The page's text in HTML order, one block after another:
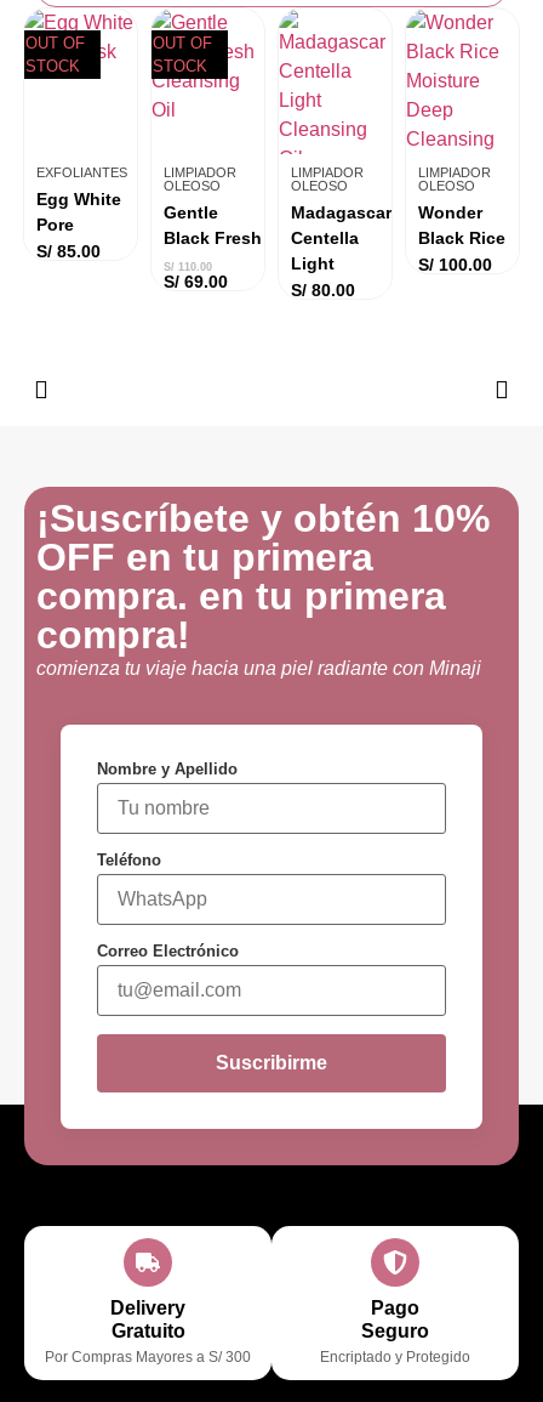
OUT OF
STOCK
EXFOLIANTES
Egg White
Pore
S/ 85.00
OUT OF
STOCK
LIMPIADOR
OLEOSO
Gentle
Black Fresh
S/ 110.00
S/ 69.00
LIMPIADOR
OLEOSO
Madagascar
Centella
Light
S/ 80.00
LIMPIADOR
OLEOSO
Wonder
Black Rice
S/ 100.00
¡Suscríbete y obtén 10%
OFF en tu primera
compra. en tu primera
compra!
comienza tu viaje hacia una piel radiante con Minaji
Nombre y Apellido
Teléfono
Correo Electrónico
Suscribirme
Delivery
Gratuito
Por Compras Mayores a S/ 300
Pago
Seguro
Encriptado y Protegido